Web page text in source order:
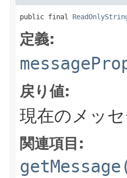
public final
定義:
戻り値:
現在のメッ
関連項目: